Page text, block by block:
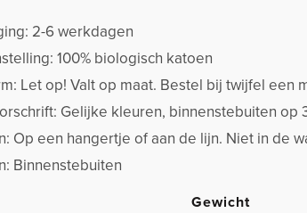
2-6 werkdagen
100% biologisch katoen
Let op! Valt op maat. Bestel bij twijfel een
Gelijke kleuren, binnenstebuiten
Op een hangertje of aan de lijn. Niet in de
Binnenstebuiten
Gewicht